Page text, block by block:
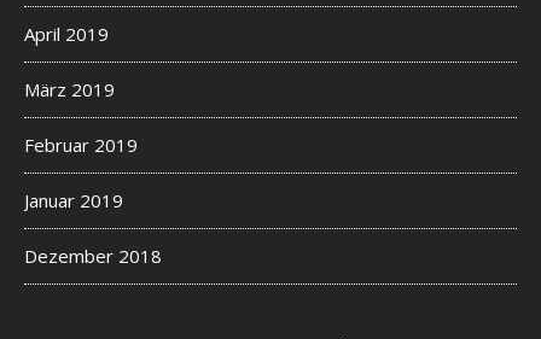
April 2019
März 2019
Februar 2019
Januar 2019
Dezember 2018